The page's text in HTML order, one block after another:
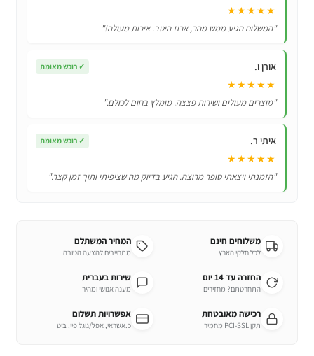
★★★★★
"המשלוח הגיע ממש מהר, ארוז היטב. איכות מעולה!"
אורן ו. ✓ רוכש מאומת
★★★★★
"מוצרים מעולים ושירות פצצה. מומלץ בחום לכולם."
איתי ר. ✓ רוכש מאומת
★★★★★
"הזמנתי ויצאתי סופר מרוצה. הגיע בדיוק מה שציפיתי ותוך זמן קצר."
משלוחים חינם
לכל חלקי הארץ
המחיר המשתלם
מתחייבים להצעה הטובה
החזרה עד 14 יום
התחרטתם? מחזירים
שירות בעברית
מענה אנושי ומהיר
רכישה מאובטחת
תקן PCI-SSL מחמיר
אפשרויות תשלום
כ.אשראי, אפל/גוגל פיי, ביט